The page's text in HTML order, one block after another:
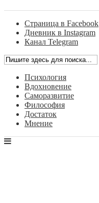
Страница в Facebook
Дневник в Instagram
Канал Telegram
Психология
Вдохновение
Саморазвитие
Философия
Достаток
Мнение